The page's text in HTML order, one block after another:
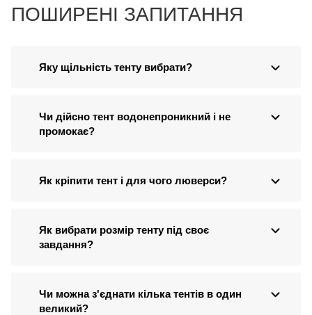
ПОШИРЕНІ ЗАПИТАННЯ
Яку щільність тенту вибрати?
Чи дійсно тент водонепроникний і не
промокає?
Як кріпити тент і для чого люверси?
Як вибрати розмір тенту під своє
завдання?
Чи можна з'єднати кілька тентів в один
великий?